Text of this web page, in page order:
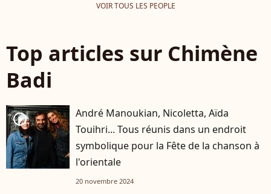
VOIR TOUS LES PEOPLE
Top articles sur Chimène
Badi
player2
André Manoukian, Nicoletta, Aïda
Touihri... Tous réunis dans un endroit
symbolique pour la Fête de la chanson à
l'orientale
20 novembre 2024